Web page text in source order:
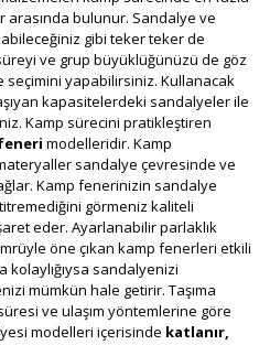
arasında bulunur. Sandalye ve
gibi teker teker de
ve grup büyüklüğünüzü de göz
yapabilirsiniz. Kullanacak
kapasitelerdeki sandalyeler ile
Kamp sürecini pratikleştiren
modelleridir. Kamp
sandalye çevresinde ve
Kamp fenerinizin sandalye
görmeniz kaliteli
eder. Ayarlanabilir parlaklık
öne çıkan kamp fenerleri etkili
kolaylığıysa sandalyenizi
mümkün hale getirir. Taşıma
ve ulaşım yöntemlerine göre
modelleri içerisinde katlanır,